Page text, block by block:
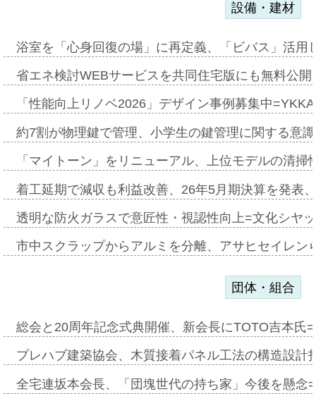
設備・建材
浴室を「心身回復の場」に再定義、「ビバス」活
省エネ検討WEBサービスを共同住宅版にも無料公
「性能向上リノベ2026」デザイン事例募集中
約7割が物理鍵で管理、小学生の鍵管理に関する意
「マイトーン」をリニューアル、上位モデルの清
着工延期で減収も利益改善、26年5月期決算を発表
透明な防火ガラスで意匠性・視認性向上=文化シヤ
市中スクラップからアルミを分離、アサヒセイレ
団体・組合
総会と20周年記念式典開催、新会長にTOTO吉本氏
プレハブ建築協会、木質接着パネル工法の構造設
全宅連坂本会長、「団塊世代の持ち家」今後を懸